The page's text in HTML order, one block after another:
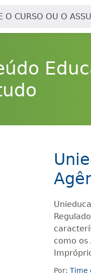
como os
Por: Time